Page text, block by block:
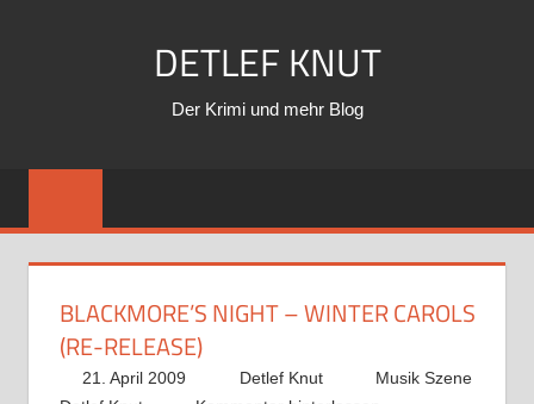
DETLEF KNUT
Der Krimi und mehr Blog
BLACKMORE’S NIGHT – WINTER CAROLS
(RE-RELEASE)
21. April 2009 Detlef Knut
Musik Szene